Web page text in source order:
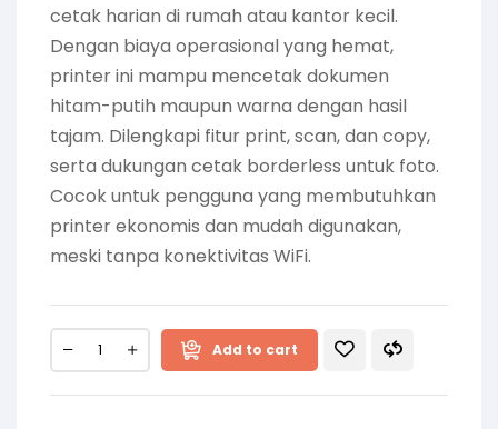
cetak harian di rumah atau kantor kecil.
Dengan biaya operasional yang hemat,
printer ini mampu mencetak dokumen
hitam-putih maupun warna dengan hasil
tajam. Dilengkapi fitur print, scan, dan copy,
serta dukungan cetak borderless untuk foto.
Cocok untuk pengguna yang membutuhkan
printer ekonomis dan mudah digunakan,
meski tanpa konektivitas WiFi.
Add to cart